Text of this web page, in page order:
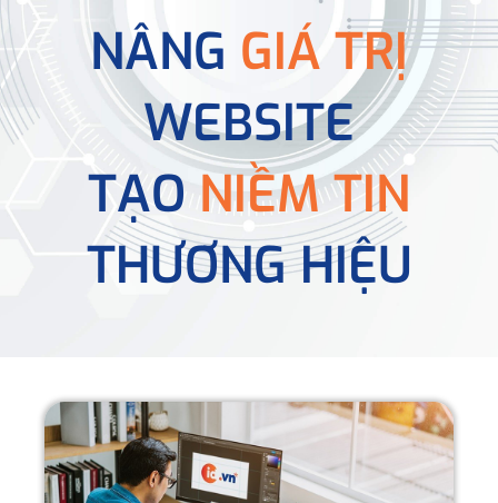
NÂNG GIÁ TRỊ
WEBSITE
TẠONIỀM TIN
THƯƠNG HIỆU